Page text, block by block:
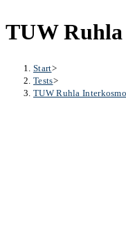
TUW Ruhla
Start>
Tests>
TUW Ruhla